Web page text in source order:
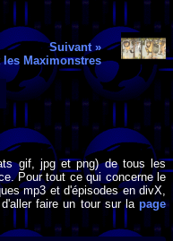
Suivant »
les Maximonstres
gif, jpg et png) de tous les
Pour tout ce qui concerne le
mp3 et d'épisodes en divX,
faire un tour sur la page